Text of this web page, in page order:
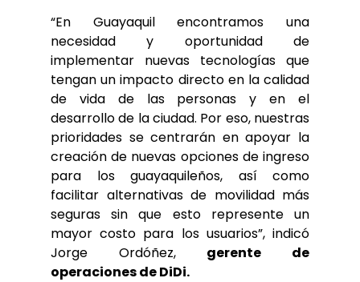
“En Guayaquil encontramos una
necesidad y oportunidad de
implementar nuevas tecnologías que
tengan un impacto directo en la calidad
de vida de las personas y en el
desarrollo de la ciudad. Por eso, nuestras
prioridades se centrarán en apoyar la
creación de nuevas opciones de ingreso
para los guayaquileños, así como
facilitar alternativas de movilidad más
seguras sin que esto represente un
mayor costo para los usuarios”, indicó
Jorge Ordóñez, gerente de
operaciones de DiDi.